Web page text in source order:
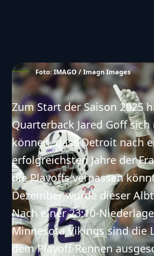
Foto: IMAGO / Imagn Images
Zum Start der Saison 2025
Quarterback Jared Goff
können, dass Detroit nach
erfolgreichsten Jahre der
die Playoffs verpassen
Dezember wurde dieser
Nach einer 23:10-
Minnesota Vikings sind die
dem Playoff-Rennen